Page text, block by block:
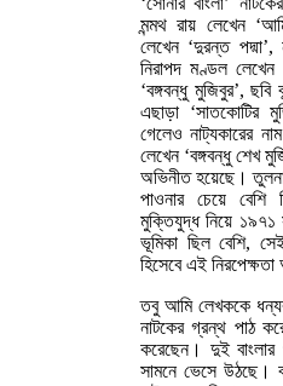
মন্মথ রায় লেখেন
লেখেন ‘দুরন্ত পদ্মা’,
নিরাপদ মণ্ডল
‘বঙ্গবন্ধু মুজিবুর’, ছবি
এছাড়া ‘সাতকোটির
গেলেও নাট্যকারের
লেখেন ‘বঙ্গবন্ধু শেখ
অভিনীত হয়েছে।
পাওনার চেয়ে
মুক্তিযুদ্ধ নিয়ে ১৯৭১
ভূমিকা ছিল বেশি,
হিসেবে এই
তবু আমি লেখককে
নাটকের গ্রন্থ পাঠ
করেছেন। দুই বাংলার
সামনে ভেসে উঠছে।